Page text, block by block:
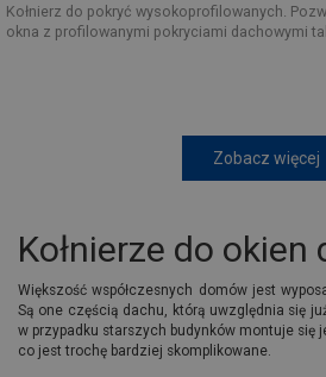
Kołnierz do pokryć wysokoprofilowanych.
okna z profilowanymi pokryciami dachowymi
Zobacz więcej
Kołnierze do
Większość współczesnych domów jest
Są one częścią dachu, którą uwzględnia się
w przypadku starszych budynków montuje się
co jest trochę bardziej skomplikowane.